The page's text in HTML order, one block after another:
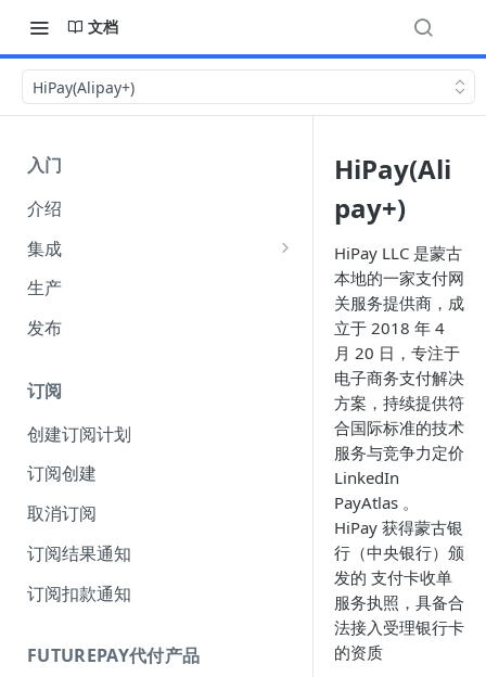
文档
HiPay(Alipay+)
入门
介绍
集成
集成选项
API 身份验证
（Authentication）
Webhook
收单货币 amount 参数说明
FuturePay 系统错误码响应文档
生产
发布
订阅
创建订阅计划
订阅创建
取消订阅
订阅结果通知
订阅扣款通知
FUTUREPAY代付产品
HiPay(Ali
pay+)
HiPay LLC 是蒙古
本地的一家支付网
关服务提供商，成
立于 2018 年 4
月 20 日，专注于
电子商务支付解决
方案，持续提供符
合国际标准的技术
服务与竞争力定价
LinkedIn
PayAtlas 。
HiPay 获得蒙古银
行（中央银行）颁
发的 支付卡收单
服务执照，具备合
法接入受理银行卡
的资质